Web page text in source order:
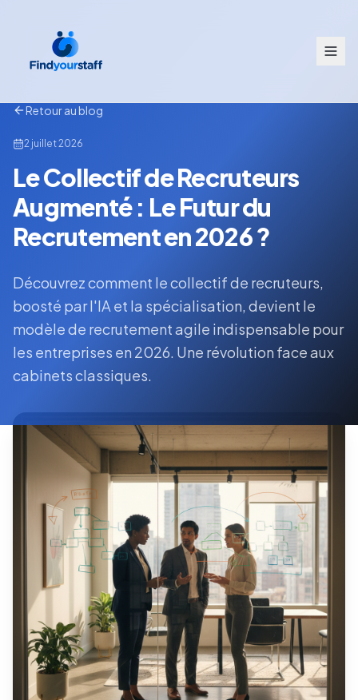
Retour au blog
2 juillet 2026
Le Collectif de Recruteurs
Augmenté : Le Futur du
Recrutement en 2026 ?
Découvrez comment le collectif de recruteurs,
boosté par l'IA et la spécialisation, devient le
modèle de recrutement agile indispensable pour
les entreprises en 2026. Une révolution face aux
cabinets classiques.